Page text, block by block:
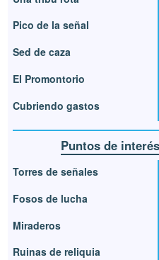
Pico de la señal
Sed de caza
El Promontorio
Cubriendo gastos
Puntos de
Torres de señales
Fosos de lucha
Miraderos
Ruinas de reliquia